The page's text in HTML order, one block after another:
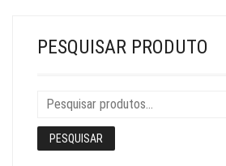
PESQUISAR PRODUTO
PESQUISAR